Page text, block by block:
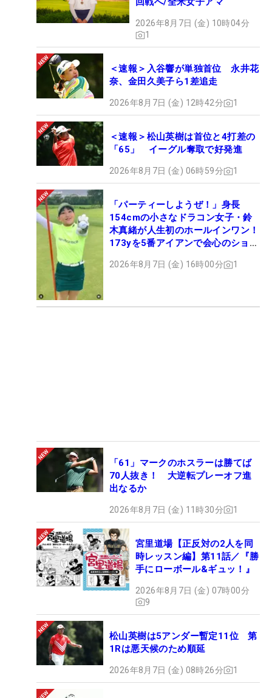
2026年8月7日 (金) 10時04分
1
＜速報＞入谷響が単独首位 永井花
奈、金田久美子ら1差追走
2026年8月7日 (金) 12時42分 1
＜速報＞松山英樹は首位と4打差の
「65」 イーグル奪取で好発進
2026年8月7日 (金) 06時59分 1
「パーティーしようぜ！」身長
154cmの小さなドラコン女子・鈴
木真緒が人生初のホールインワン！
173yを5番アイアンで会心のショッ
2026年8月7日 (金) 16時00分 1
「61」マークのホスラーは勝てば
70人抜き！ 大逆転プレーオフ進
出なるか
2026年8月7日 (金) 11時30分 1
宮里道場【正反対の2人を同
時レッスン編】第11話／『勝
手にローボール&ギュッ！』
2026年8月7日 (金) 07時00分
9
松山英樹は5アンダー暫定11位 第
1Rは悪天候のため順延
2026年8月7日 (金) 08時26分 1